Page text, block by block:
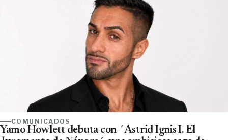
COMUNICADOS
Yamo Howlett debuta con ´Astrid Ignis I. El